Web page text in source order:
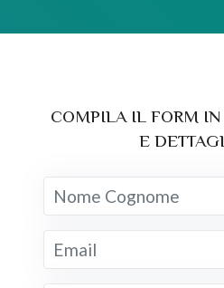
COMPILA IL FORM
E